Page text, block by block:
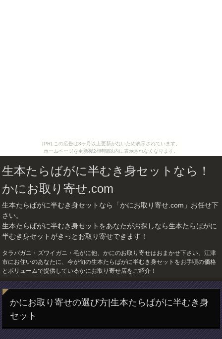
[PR] この広告は3ヶ月以上更新がないため表示されています。
ホームページを更新後24時間以内に表示されなくなります。
生本たらばがに半むき身セットなら！
かにお取り寄せ.com
生本たらばがに半むき身セットなら「かにお取り寄せ.com」お任せ下
さい。
生本たらばがに半むき身セットをあなたがお探しなら生本たらばがに
半むき身セットがきっとお取り寄せできます！
タラバガニ・ズワイガニ・毛がに他、かにのお取り寄せはおまかせ下さい。江津
市にお住いのあなたに、今が旬の生本たらばがに半むき身セットをお手頃の価格
とボリュームで提供しているかにお取り寄せ店をご紹介！
かにお取り寄せの選び方|生本たらばがに半むき身
セット